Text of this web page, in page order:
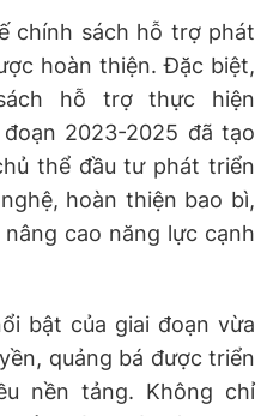
chính sách hỗ trợ phát
hoàn thiện. Đặc biệt,
hỗ trợ thực hiện
2023-2025 đã tạo
thể đầu tư phát triển
hoàn thiện bao bì,
cao năng lực cạnh
bật của giai đoạn vừa
quảng bá được triển
nền tảng. Không chỉ